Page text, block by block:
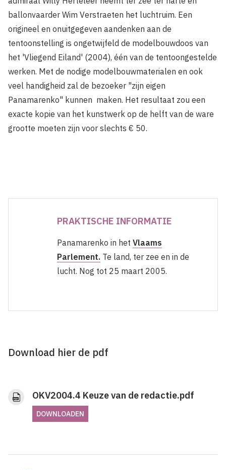
ballonvaarder Wim Verstraeten het luchtruim. Een
origineel en onuitgegeven aanden­ken aan de
tentoonstelling is ongetwijfeld de modelbouwdoos van
het 'Vliegend Eiland' (2004), één van de tentoongestelde
werken. Met de nodige modelbouwmaterialen en ook
veel handigheid zal de bezoeker "zijn eigen
Panamarenko" kunnen maken. Het resultaat zou een
exacte kopie van het kunstwerk op de helft van de ware
grootte moeten zijn voor slechts € 50.
PRAKTISCHE INFORMATIE
Panamarenko in het Vlaams
Parlement. Te land, ter zee en in de
lucht. Nog tot 25 maart 2005.
Download hier de pdf
OKV2004.4 Keuze van de redactie.pdf
DOWNLOADEN